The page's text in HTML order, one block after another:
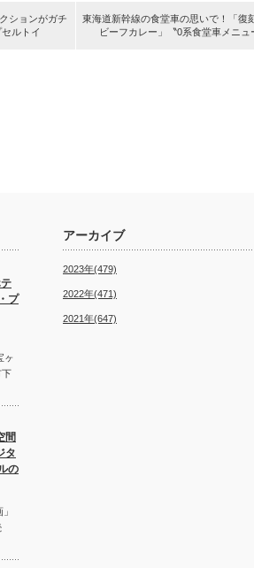
ションがガチ
ルトイ
東海道新幹線の食堂車の思いで！「復
ビーフカレー」〝0系食堂車メニ
プ
ヶ
下
間
タ
の
アーカイブ
2023年(479)
2022年(471)
2021年(647)